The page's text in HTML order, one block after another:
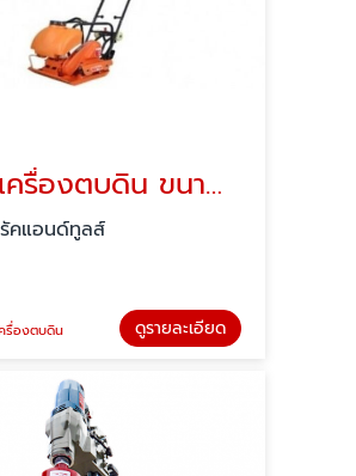
ให้เช่าเครื่องตบดิน ขนาด 6-12 ตัน- ปทุมธานี
คแอนด์ทูลส์
ครื่องตบดิน ดูรายละเอียด